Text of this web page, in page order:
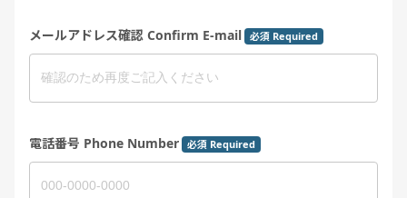
メールアドレス確認 Confirm E-mail 必須 Required
電話番号 Phone Number 必須 Required